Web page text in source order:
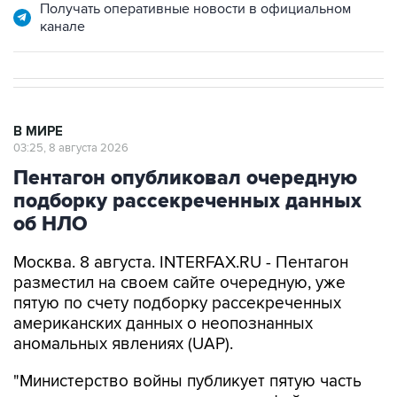
Получать оперативные новости в официальном
канале
В МИРЕ
03:25, 8 августа 2026
Пентагон опубликовал очередную
подборку рассекреченных данных
об НЛО
Москва. 8 августа. INTERFAX.RU - Пентагон
разместил на своем сайте очередную, уже
пятую по счету подборку рассекреченных
американских данных о неопознанных
аномальных явлениях (UAP).
"Министерство войны публикует пятую часть